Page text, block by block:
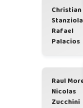
Christian
Stanziola
Rafael
Palacios
Raul
Nicolas
Zucchini